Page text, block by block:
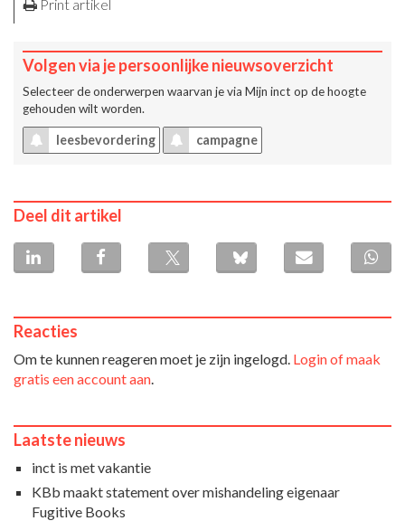
Print artikel
Volgen via je persoonlijke nieuwsoverzicht
Selecteer de onderwerpen waarvan je via Mijn inct op de hoogte
gehouden wilt worden.
leesbevordering campagne
Deel dit artikel
Reacties
Om te kunnen reageren moet je zijn ingelogd. Login of maak
gratis een account aan.
Laatste nieuws
inct is met vakantie
KBb maakt statement over mishandeling eigenaar
Fugitive Books